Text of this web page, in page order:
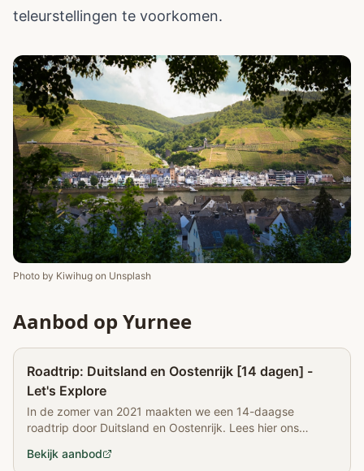
teleurstellingen te voorkomen.
Photo by Kiwihug on Unsplash
Aanbod op Yurnee
Roadtrip: Duitsland en Oostenrijk [14 dagen] -
Let's Explore
In de zomer van 2021 maakten we een 14-daagse
roadtrip door Duitsland en Oostenrijk. Lees hier ons
Bekijk aanbod